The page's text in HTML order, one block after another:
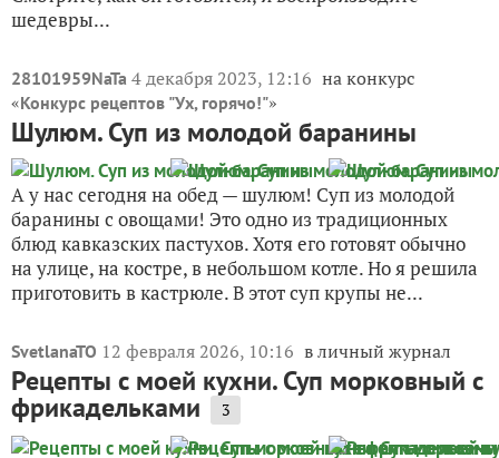
шедевры...
28101959NaTa 4 декабря 2023, 12:16 на конкурс
«Конкурс рецептов "Ух, горячо!"»
Шулюм. Суп из молодой баранины
А у нас сегодня на обед — шулюм! Суп из молодой
баранины с овощами! Это одно из традиционных
блюд кавказских пастухов. Хотя его готовят обычно
на улице, на костре, в небольшом котле. Но я решила
приготовить в кастрюле. В этот суп крупы не...
SvetlanaTO 12 февраля 2026, 10:16 в личный журнал
Рецепты с моей кухни. Суп морковный с
фрикадельками 3